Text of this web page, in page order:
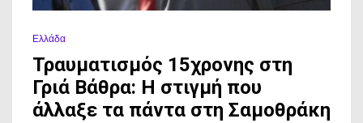
Ελλάδα
Τραυματισμός 15χρονης στη
Γριά Βάθρα: Η στιγμή που
άλλαξε τα πάντα στη Σαμοθράκη